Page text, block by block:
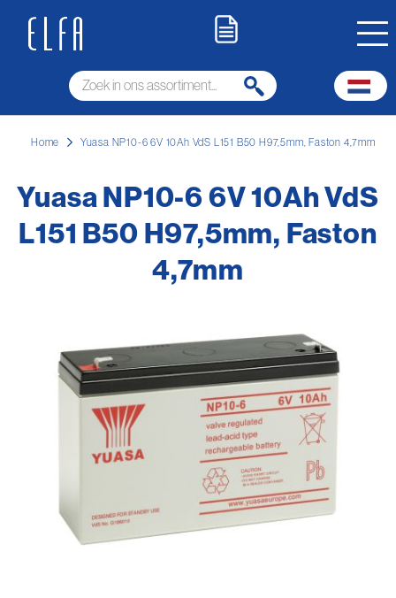
Home Yuasa NP10-6 6V 10Ah VdS L151 B50 H97,5mm, Faston 4,7mm
Yuasa NP10-6 6V 10Ah VdS
L151 B50 H97,5mm, Faston
4,7mm